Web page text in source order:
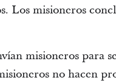
Los misioneros
misioneros para
no hacen